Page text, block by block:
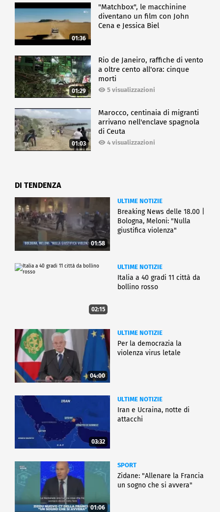
01:36
"Matchbox", le macchinine
diventano un film con John
Cena e Jessica Biel
01:29
Rio de Janeiro, raffiche di vento
a oltre cento all'ora: cinque
morti
5 visualizzazioni
01:03
Marocco, centinaia di migranti
arrivano nell'enclave spagnola
di Ceuta
4 visualizzazioni
DI TENDENZA
01:58
ULTIME NOTIZIE
Breaking News delle 18.00 |
Bologna, Meloni: "Nulla
giustifica violenza"
02:15
ULTIME NOTIZIE
Italia a 40 gradi 11 città da
bollino rosso
04:00
ULTIME NOTIZIE
Per la democrazia la
violenza virus letale
03:32
ULTIME NOTIZIE
Iran e Ucraina, notte di
attacchi
01:06
SPORT
Zidane: "Allenare la Francia
un sogno che si avvera"